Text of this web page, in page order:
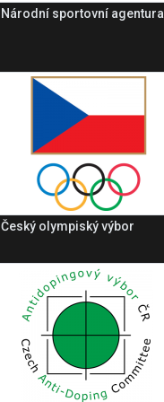
Národní sportovní agentura
Český olympiský výbor